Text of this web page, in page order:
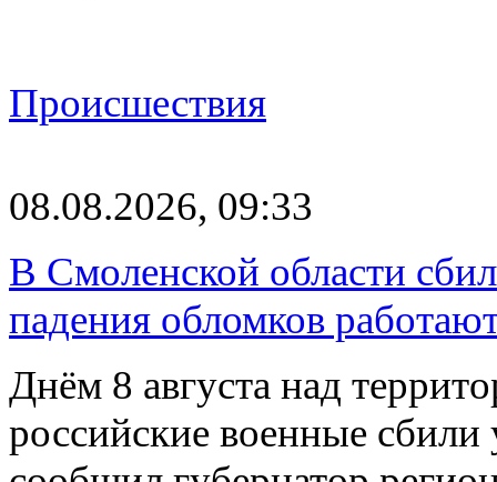
Происшествия
08.08.2026, 09:33
В Смоленской области
падения обломков
Днём 8 августа над
российские военные